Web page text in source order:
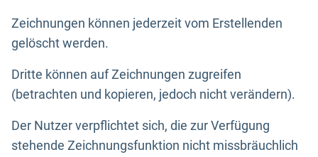
Zeichnungen können jederzeit vom Erstellenden
gelöscht werden.
Dritte können auf Zeichnungen zugreifen
(betrachten und kopieren, jedoch nicht verändern).
Der Nutzer verpflichtet sich, die zur Verfügung
stehende Zeichnungsfunktion nicht missbräuchlich